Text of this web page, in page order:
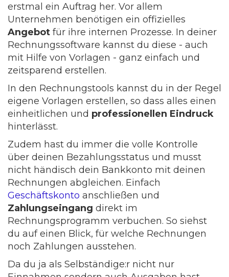
erstmal ein Auftrag her. Vor allem
Unternehmen benötigen ein offizielles
Angebot für ihre internen Prozesse. In deiner
Rechnungssoftware kannst du diese - auch
mit Hilfe von Vorlagen - ganz einfach und
zeitsparend erstellen.
In den Rechnungstools kannst du in der Regel
eigene Vorlagen erstellen, so dass alles einen
einheitlichen und professionellen Eindruck
hinterlässt.
Zudem hast du immer die volle Kontrolle
über deinen Bezahlungsstatus und musst
nicht händisch dein Bankkonto mit deinen
Rechnungen abgleichen. Einfach
Geschäftskonto anschließen und
Zahlungseingang direkt im
Rechnungsprogramm verbuchen. So siehst
du auf einen Blick, für welche Rechnungen
noch Zahlungen ausstehen.
Da du ja als Selbständige:r nicht nur